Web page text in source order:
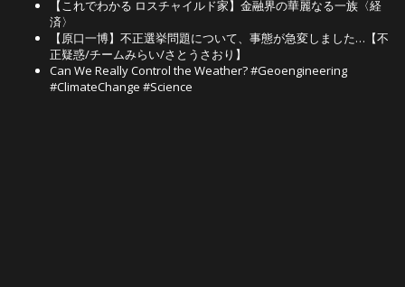
【これでわかる ロスチャイルド家】金融界の華麗なる一族〈経
済〉
【原口一博】不正選挙問題について、事態が急変しました…【不
正疑惑/チームみらい/さとうさおり】
Can We Really Control the Weather? #Geoengineering
#ClimateChange #Science